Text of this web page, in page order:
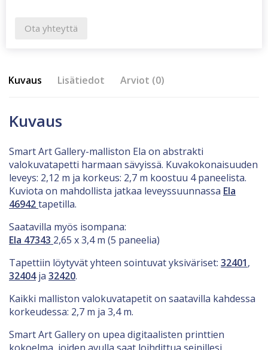
Ota yhteyttä
Kuvaus Lisätiedot Arviot (0)
Kuvaus
Smart Art Gallery-malliston Ela on abstrakti
valokuvatapetti harmaan sävyissä. Kuvakokonaisuuden
leveys: 2,12 m ja korkeus: 2,7 m koostuu 4 paneelista.
Kuviota on mahdollista jatkaa leveyssuunnassa Ela
46942tapetilla.
Saatavilla myös isompana:
Ela 47343 2,65 x 3,4 m (5 paneelia)
Tapettiin löytyvät yhteen sointuvat yksiväriset: 32401,
32404 ja 32420.
Kaikki malliston valokuvatapetit on saatavilla kahdessa
korkeudessa: 2,7 m ja 3,4 m.
Smart Art Gallery on upea digitaalisten printtien